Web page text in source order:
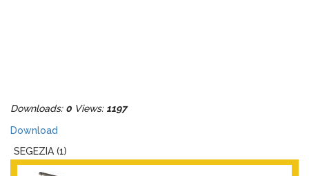
Downloads: 0 Views: 1197
Download
SEGEZIA (1)